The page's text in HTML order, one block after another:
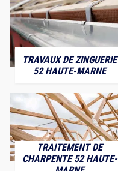
TRAVAUX DE ZINGUERIE
52 HAUTE-MARNE
TRAITEMENT DE
CHARPENTE 52 HAUTE-